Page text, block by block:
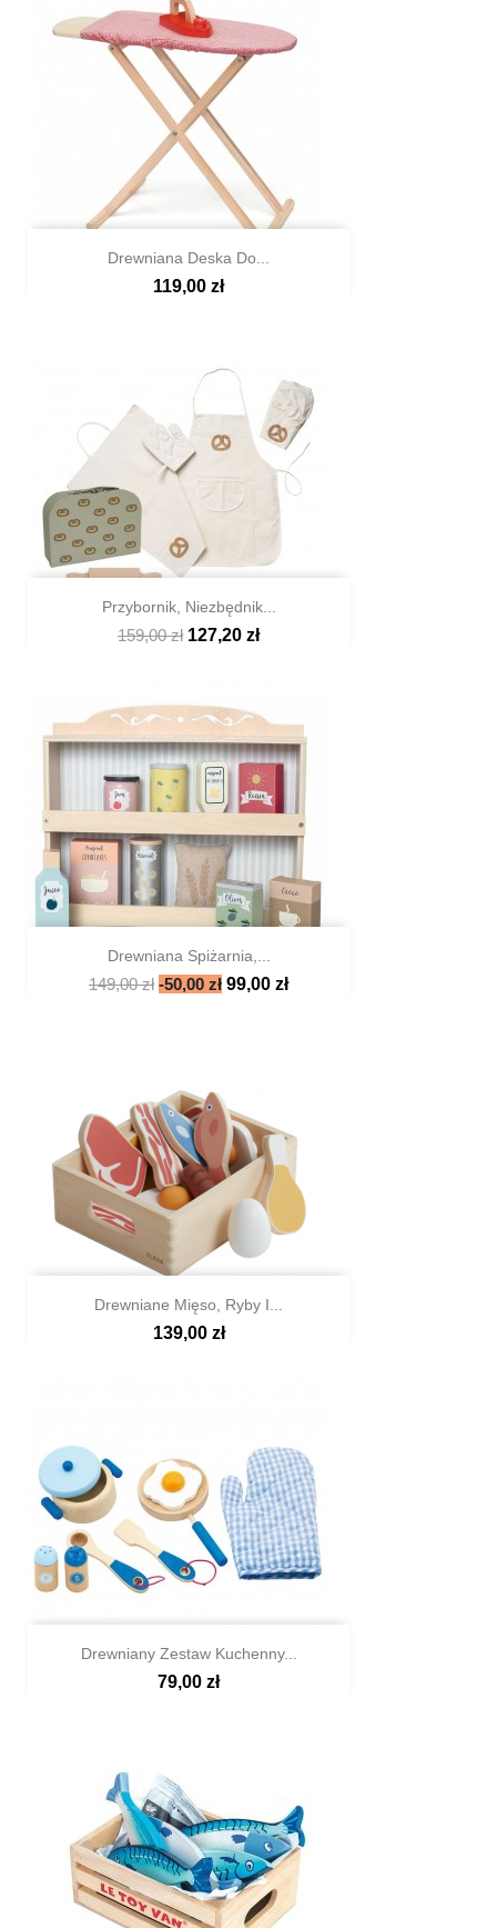
Szybki podgląd
Drewniana Deska Do...
119,00 zł
Szybki podgląd
Przybornik, Niezbędnik...
159,00 zł 127,20 zł
Szybki podgląd
Drewniana Spiżarnia,...
149,00 zł -50,00 zł 99,00 zł
Szybki podgląd
Drewniane Mięso, Ryby I...
139,00 zł
Szybki podgląd
Drewniany Zestaw Kuchenny...
79,00 zł